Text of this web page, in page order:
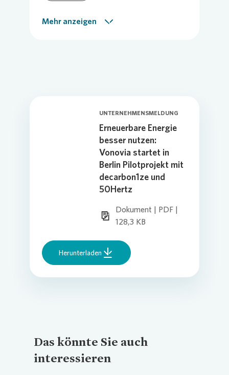
Unternehmensmeldung
Mehr anzeigen
UNTERNEHMENSMELDUNG
Erneuerbare Energie
besser nutzen:
Vonovia startet in
Berlin Pilotprojekt mit
decarbon1ze und
50Hertz
Dokument | PDF |
128,3 KB
Herunterladen
Das könnte Sie auch
interessieren